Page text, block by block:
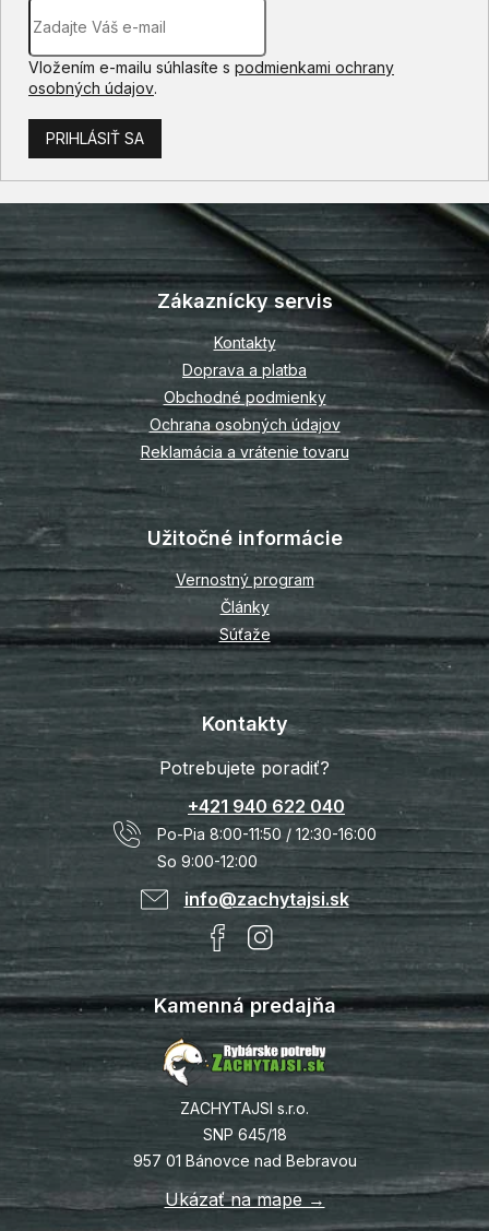
Vložením e-mailu súhlasíte s podmienkami ochrany
osobných údajov.
PRIHLÁSIŤ SA
Z
á
p
ä
e
Zákaznícky servis
Kontakty
Doprava a platba
Obchodné podmienky
Ochrana osobných údajov
Reklamácia a vrátenie tovaru
Užitočné informácie
Vernostný program
Články
Súťaže
Kontakty
Potrebujete poradiť?
+421 940 622 040
Po-Pia 8:00-11:50 / 12:30-16:00
So 9:00-12:00
info@zachytajsi.sk
Kamenná predajňa
ZACHYTAJSI s.r.o.
SNP 645/18
957 01 Bánovce nad Bebravou
Ukázať na mape →